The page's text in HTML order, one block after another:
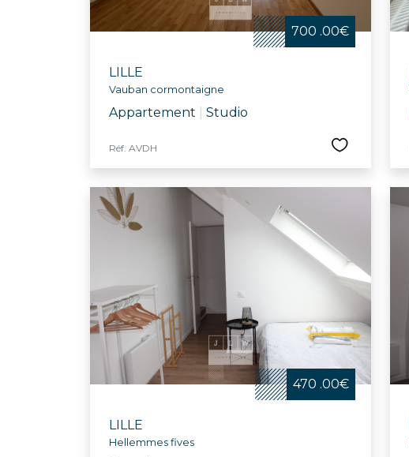
700 .00€
LILLE
Vauban cormontaigne
Appartement Studio
Réf. AVDH
470 .00€
LILLE
Hellemmes fives